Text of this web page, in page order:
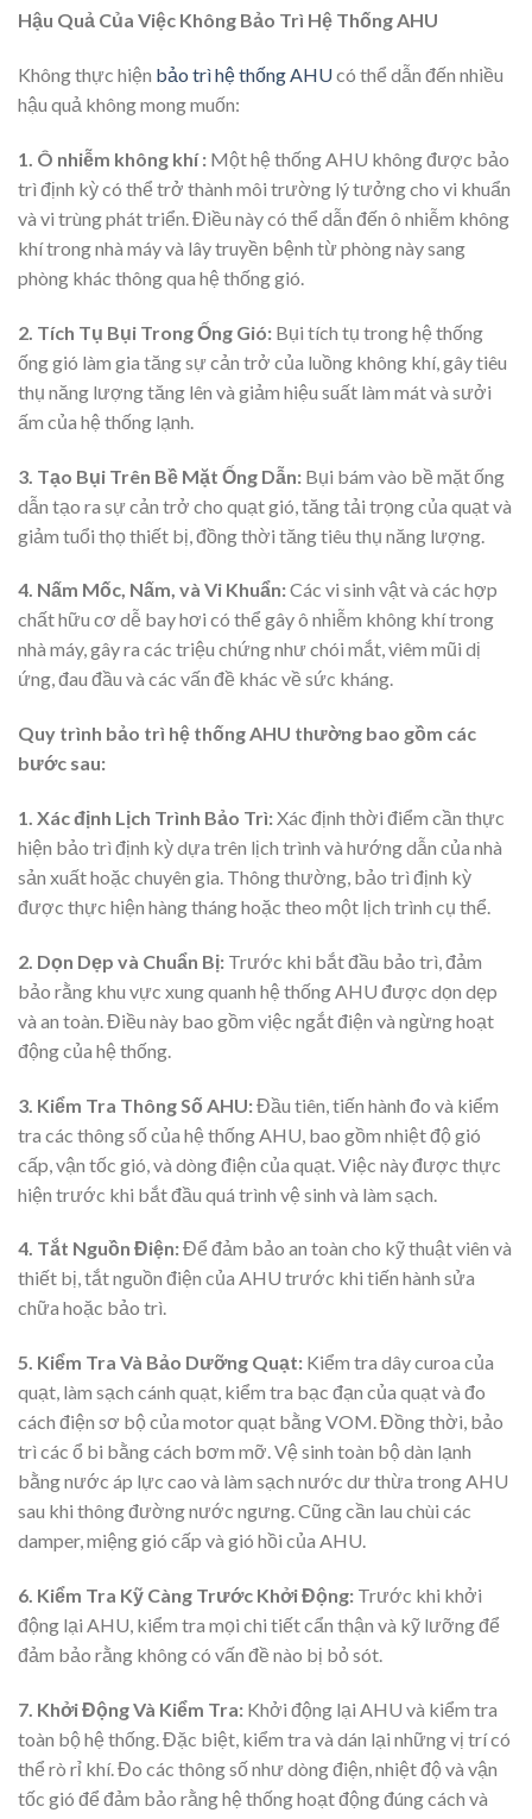
Hậu Quả Của Việc Không Bảo Trì Hệ Thống AHU
Không thực hiện bảo trì hệ thống AHUcó thể dẫn đến nhiều
hậu quả không mong muốn:
1. Ô nhiễm không khí : Một hệ thống AHU không được bảo
trì định kỳ có thể trở thành môi trường lý tưởng cho vi khuẩn
và vi trùng phát triển. Điều này có thể dẫn đến ô nhiễm không
khí trong nhà máy và lây truyền bệnh từ phòng này sang
phòng khác thông qua hệ thống gió.
2. Tích Tụ Bụi Trong Ống Gió: Bụi tích tụ trong hệ thống
ống gió làm gia tăng sự cản trở của luồng không khí, gây tiêu
thụ năng lượng tăng lên và giảm hiệu suất làm mát và sưởi
ấm của hệ thống lạnh.
3. Tạo Bụi Trên Bề Mặt Ống Dẫn: Bụi bám vào bề mặt ống
dẫn tạo ra sự cản trở cho quạt gió, tăng tải trọng của quạt và
giảm tuổi thọ thiết bị, đồng thời tăng tiêu thụ năng lượng.
4. Nấm Mốc, Nấm, và Vi Khuẩn:Các vi sinh vật và các hợp
chất hữu cơ dễ bay hơi có thể gây ô nhiễm không khí trong
nhà máy, gây ra các triệu chứng như chói mắt, viêm mũi dị
ứng, đau đầu và các vấn đề khác về sức kháng.
Quy trình bảo trì hệ thống AHU thường bao gồm các
bước sau:
1. Xác định Lịch Trình Bảo Trì:Xác định thời điểm cần thực
hiện bảo trì định kỳ dựa trên lịch trình và hướng dẫn của nhà
sản xuất hoặc chuyên gia. Thông thường, bảo trì định kỳ
được thực hiện hàng tháng hoặc theo một lịch trình cụ thể.
2. Dọn Dẹp và Chuẩn Bị: Trước khi bắt đầu bảo trì, đảm
bảo rằng khu vực xung quanh hệ thống AHU được dọn dẹp
và an toàn. Điều này bao gồm việc ngắt điện và ngừng hoạt
động của hệ thống.
3. Kiểm Tra Thông Số AHU:Đầu tiên, tiến hành đo và kiểm
tra các thông số của hệ thống AHU, bao gồm nhiệt độ gió
cấp, vận tốc gió, và dòng điện của quạt. Việc này được thực
hiện trước khi bắt đầu quá trình vệ sinh và làm sạch.
4. Tắt Nguồn Điện:Để đảm bảo an toàn cho kỹ thuật viên và
thiết bị, tắt nguồn điện của AHU trước khi tiến hành sửa
chữa hoặc bảo trì.
5. Kiểm Tra Và Bảo Dưỡng Quạt: Kiểm tra dây curoa của
quạt, làm sạch cánh quạt, kiểm tra bạc đạn của quạt và đo
cách điện sơ bộ của motor quạt bằng VOM. Đồng thời, bảo
trì các ổ bi bằng cách bơm mỡ. Vệ sinh toàn bộ dàn lạnh
bằng nước áp lực cao và làm sạch nước dư thừa trong AHU
sau khi thông đường nước ngưng. Cũng cần lau chùi các
damper, miệng gió cấp và gió hồi của AHU.
6. Kiểm Tra Kỹ Càng Trước Khởi Động: Trước khi khởi
động lại AHU, kiểm tra mọi chi tiết cẩn thận và kỹ lưỡng để
đảm bảo rằng không có vấn đề nào bị bỏ sót.
7. Khởi Động Và Kiểm Tra: Khởi động lại AHU và kiểm tra
toàn bộ hệ thống. Đặc biệt, kiểm tra và dán lại những vị trí có
thể rò rỉ khí. Đo các thông số như dòng điện, nhiệt độ và vận
tốc gió để đảm bảo rằng hệ thống hoạt động đúng cách và